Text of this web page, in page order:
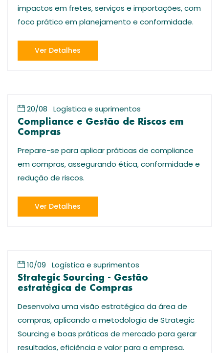
impactos em fretes, serviços e importações, com
foco prático em planejamento e conformidade.
Ver Detalhes
20/08 Logística e suprimentos
Compliance e Gestão de Riscos em
Compras
Prepare-se para aplicar práticas de compliance
em compras, assegurando ética, conformidade e
redução de riscos.
Ver Detalhes
10/09 Logística e suprimentos
Strategic Sourcing - Gestão
estratégica de Compras
Desenvolva uma visão estratégica da área de
compras, aplicando a metodologia de Strategic
Sourcing e boas práticas de mercado para gerar
resultados, eficiência e valor para a empresa.